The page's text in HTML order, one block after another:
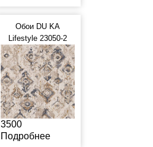
Обои DU KA
Lifestyle 23050-2
3500
Подробнее